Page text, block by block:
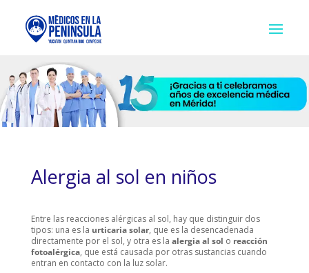
Alergia al sol en niños
Entre las reacciones alérgicas al sol, hay que distinguir dos
tipos: una es la urticaria solar, que es la desencadenada
directamente por el sol, y otra es la alergia al sol o reacción
fotoalérgica, que está causada por otras sustancias cuando
entran en contacto con la luz solar.